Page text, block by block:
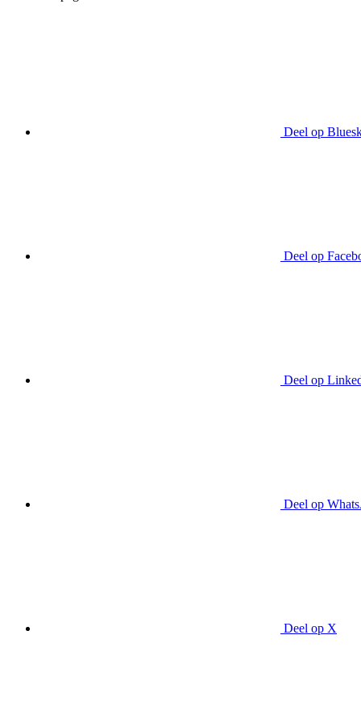
Deel op
Deel op
Deel op
Deel op
Deel op X